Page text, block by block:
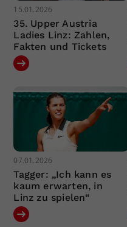
15.01.2026
35. Upper Austria
Ladies Linz: Zahlen,
Fakten und Tickets
07.01.2026
Tagger: „Ich kann es
kaum erwarten, in
Linz zu spielen“